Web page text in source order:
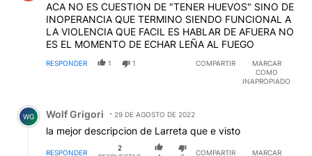
ACA NO ES CUESTION DE "TENER HUEVOS" SINO DE
INOPERANCIA QUE TERMINO SIENDO FUNCIONAL A
LA VIOLENCIA QUE FACIL ES HABLAR DE AFUERA NO
ES EL MOMENTO DE ECHAR LEÑA AL FUEGO
RESPONDER 1 1 COMPARTIR
MARCAR
COMO
INAPROPIADO
Comentario de Wolf Grigori.
WG Wolf Grigori 29 DE AGOSTO DE 2022
la mejor descripcion de Larreta que e visto
RESPONDER
2
COMPARTIR
MARCAR